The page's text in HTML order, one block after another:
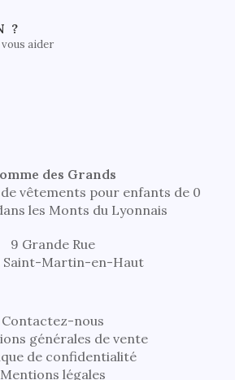
?
aider
des Grands
vêtements pour enfants de 0
les Monts du Lyonnais
9 Grande Rue
Saint-Martin-en-Haut
Contactez-nous
générales de vente
de confidentialité
Mentions légales